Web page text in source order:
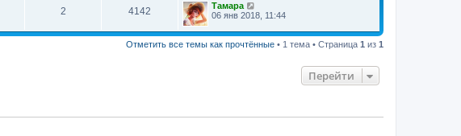
2 4142
Тамара
06 янв 2018, 11:44
Отметить все темы как прочтённые • 1 тема • Страница 1 из 1
Перейти